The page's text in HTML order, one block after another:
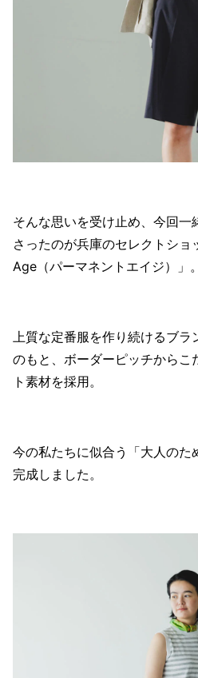
そんな思いを受け止め、今回
さったのが兵庫のセレクトショ
Age（パーマネントエイジ）」。
上質な定番服を作り続けるブ
のもと、ボーダーピッチからこ
ト素材を採用。
今の私たちに似合う「大人のた
完成しました。